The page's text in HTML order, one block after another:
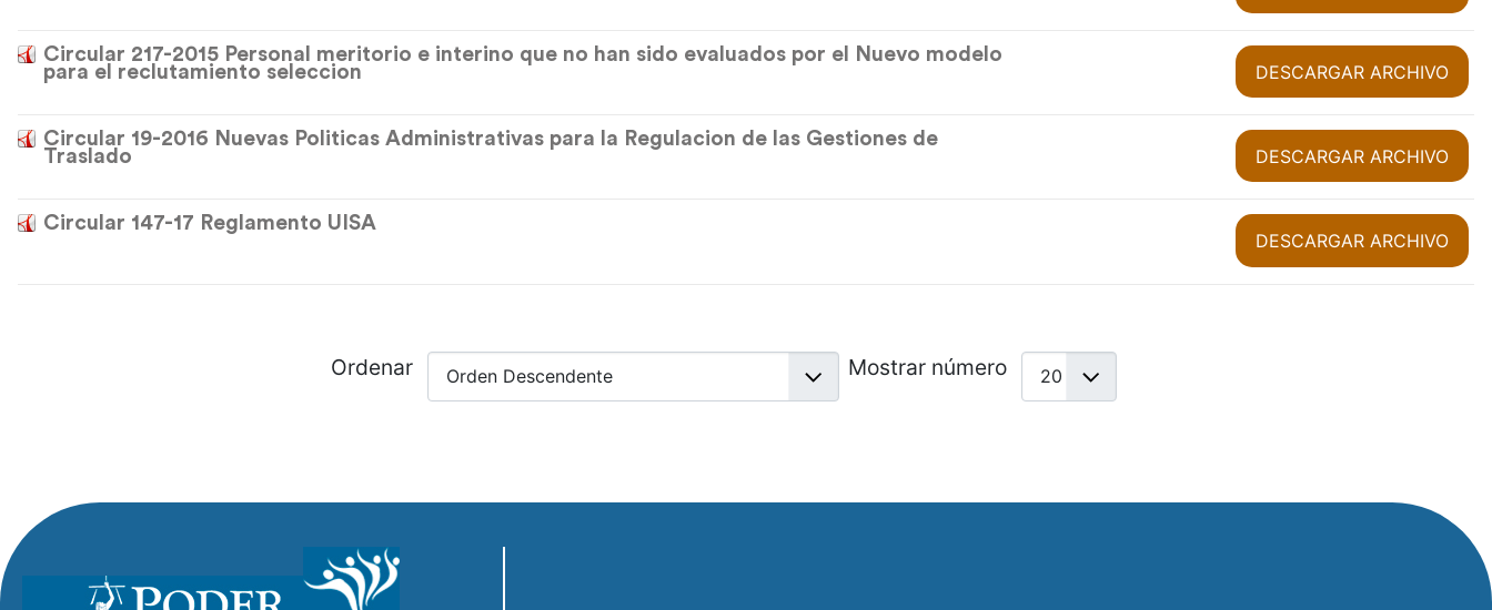
Circular 217-2015 Personal meritorio e interino que no han sido evaluados por el Nuevo modelo
para el reclutamiento seleccion
DESCARGAR ARCHIVO
Circular 19-2016 Nuevas Politicas Administrativas para la Regulacion de las Gestiones de
Traslado
DESCARGAR ARCHIVO
Circular 147-17 Reglamento UISA
DESCARGAR ARCHIVO
Ordenar Mostrar número